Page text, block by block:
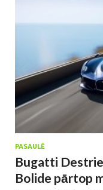
PASAULĒ
Bugatti
Bolide pārtop